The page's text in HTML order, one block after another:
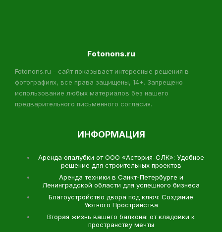
Fotonons.ru
Fotonons.ru - сайт показывает интересные решения в
фотографиях, все права защищены, 14+. Запрещено
использование любых материалов без нашего
предварительного письменного согласия.
ИНФОРМАЦИЯ
Аренда опалубки от ООО «Астория-СЛК»: Удобное
решение для строительных проектов
Аренда техники в Санкт-Петербурге и
Ленинградской области для успешного бизнеса
Благоустройство двора под ключ: Создание
Уютного Пространства
Вторая жизнь вашего балкона: от кладовки к
пространству мечты